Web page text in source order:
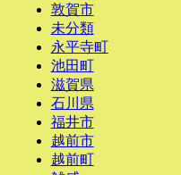
敦賀市
未分類
永平寺町
池田町
滋賀県
石川県
福井市
越前市
越前町